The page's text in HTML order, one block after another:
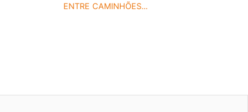
ENTRE CAMINHÕES...